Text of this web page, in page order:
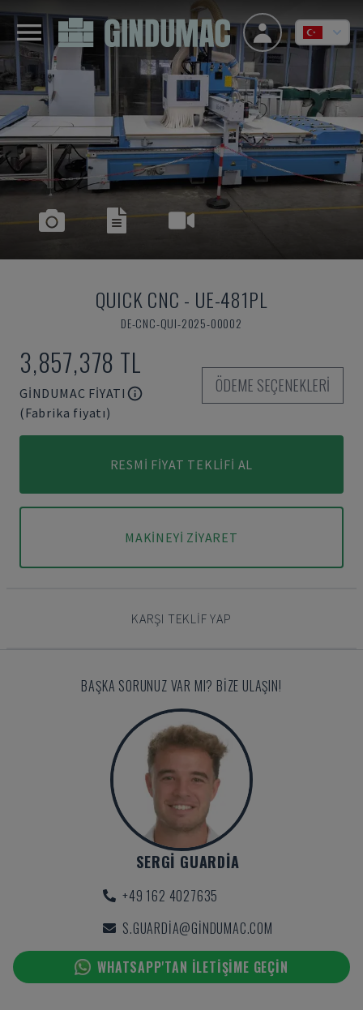
QUICK CNC - UE-481PL
DE-CNC-QUI-2025-00002
3,857,378 TL
GINDUMAC FIYATI
(Fabrika fiyatı)
ÖDEME SEÇENEKLERI
RESMI FIYAT TEKLIFI AL
MAKINEYI ZIYARET
KARŞI TEKLIF YAP
BAŞKA SORUNUZ VAR MI? BIZE ULAŞIN!
SERGI GUARDIA
+49 162 4027635
S.GUARDIA@GINDUMAC.COM
WHATSAPP'TAN ILETIŞIME GEÇIN